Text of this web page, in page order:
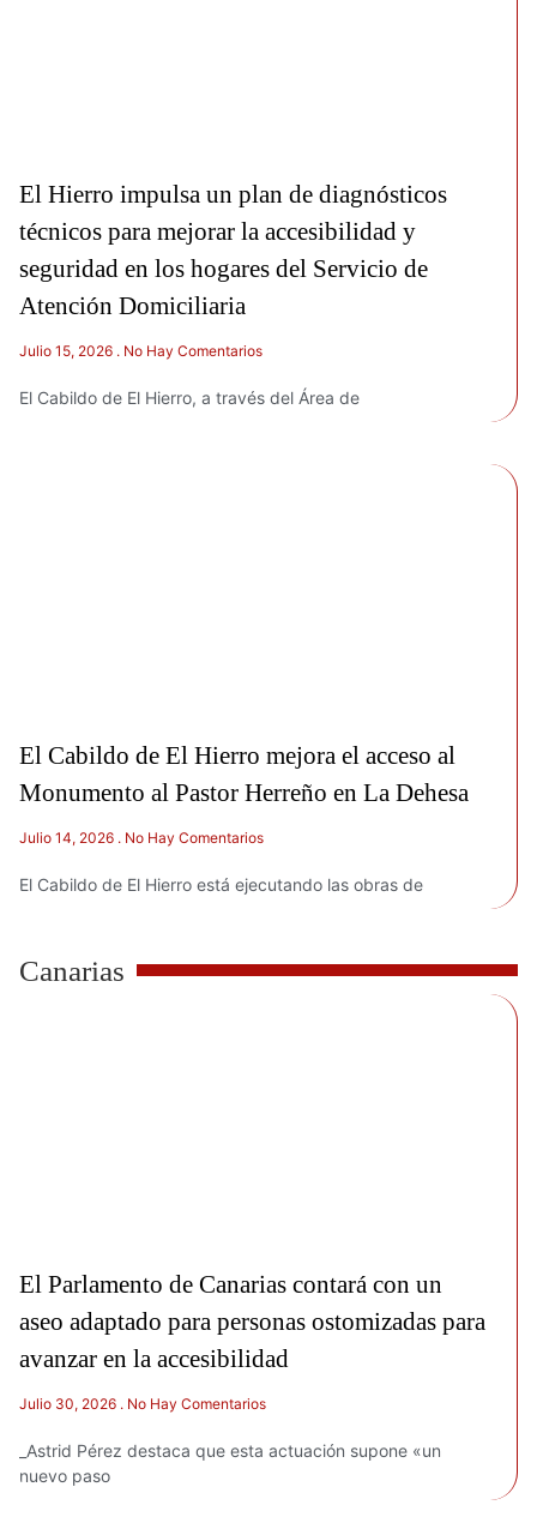
El Hierro impulsa un plan de diagnósticos
técnicos para mejorar la accesibilidad y
seguridad en los hogares del Servicio de
Atención Domiciliaria
Julio 15, 2026 No Hay Comentarios
El Cabildo de El Hierro, a través del Área de
El Cabildo de El Hierro mejora el acceso al
Monumento al Pastor Herreño en La Dehesa
Julio 14, 2026 No Hay Comentarios
El Cabildo de El Hierro está ejecutando las obras de
Canarias
El Parlamento de Canarias contará con un
aseo adaptado para personas ostomizadas para
avanzar en la accesibilidad
Julio 30, 2026 No Hay Comentarios
_Astrid Pérez destaca que esta actuación supone «un
nuevo paso